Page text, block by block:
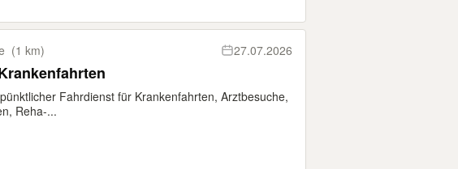
(1 km) 27.07.2026
Fahrdienst für Krankenfahrten, Arztbesuche,
Reha-...